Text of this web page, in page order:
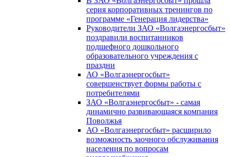
серия корпоративных тренингов по
программе «Генерация лидерства»
Руководители ЗАО «Волгаэнергосбыт»
поздравили воспитанников
подшефного дошкольного
образовательного учреждения с
праздни
АО «Волгаэнергосбыт»
совершенствует формы работы с
потребителями
ЗАО «Волгаэнергосбыт» - самая
динамично развивающаяся компания
Поволжья
АО «Волгаэнергосбыт» расширило
возможность заочного обслуживания
населения по вопросам